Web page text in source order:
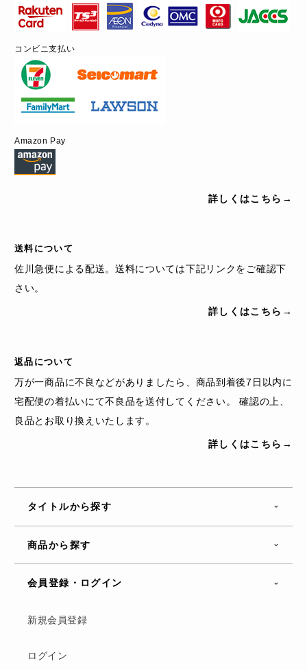
コンビニ支払い
Amazon Pay
詳しくはこちら→
送料について
佐川急便による配送。送料については下記リンクをご確認下
さい。
詳しくはこちら→
返品について
万が一商品に不良などがありましたら、商品到着後7日以内に
宅配便の着払いにて不良品を送付してください。 確認の上、
良品とお取り換えいたします。
詳しくはこちら→
タイトルから探す
商品から探す
会員登録・ログイン
新規会員登録
ログイン